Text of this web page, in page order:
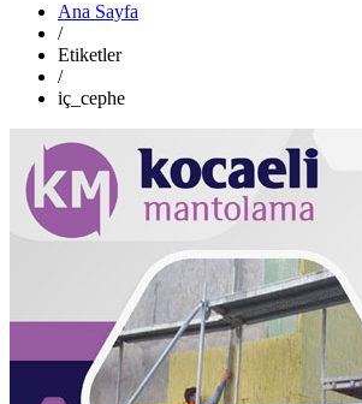
Ana Sayfa
/
Etiketler
/
iç_cephe